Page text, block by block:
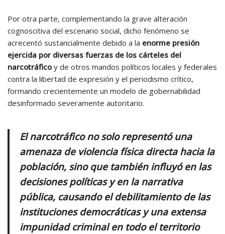
Por otra parte, complementando la grave alteración
cognoscitiva del escenario social, dicho fenómeno se
acrecentó sustancialmente debido a la enorme presión
ejercida por diversas fuerzas de los cárteles del
narcotráficoy de otros mandos políticos locales y federales
contra la libertad de expresión y el periodismo crítico,
formando crecientemente un modelo de gobernabilidad
desinformado severamente autoritario.
El narcotráfico no solo representó una
amenaza de violencia física directa hacia la
población, sino que también influyó en las
decisiones políticas y en la narrativa
pública, causando el debilitamiento de las
instituciones democráticas y una extensa
impunidad criminal en todo el territorio